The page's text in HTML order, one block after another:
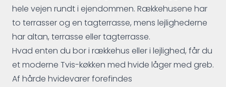
hele vejen rundt i ejendommen. Rækkehusene har
to terrasser og en tagterrasse, mens lejlighederne
har altan, terrasse eller tagterrasse.
Hvad enten du bor i rækkehus eller i lejlighed, får du
et moderne Tvis-køkken med hvide låger med greb.
Af hårde hvidevarer forefindes